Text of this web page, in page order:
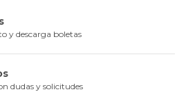
y descarga boletas
dudas y solicitudes